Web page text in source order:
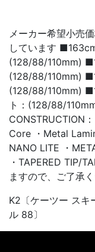
メーカー希望小売
しています
(128/88/110mm)
(128/88/110mm)
(128/88/110mm)
ト：(128/88/
CONSTRUCTION
Core ・Metal
NANO LITE ・
・TAPERED TIP/
ますので、ご了承く
K2〔ケーツー スキ
ル 88〕